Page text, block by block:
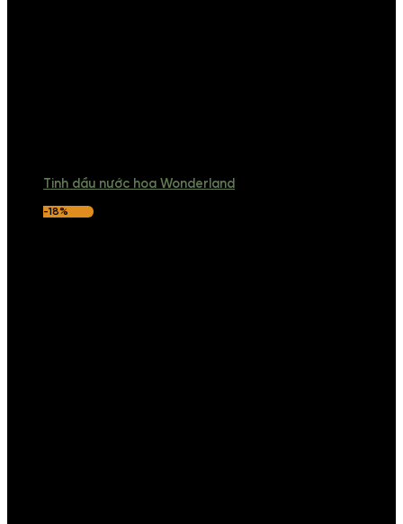
Tinh dầu nước hoa Wonderland
-18%